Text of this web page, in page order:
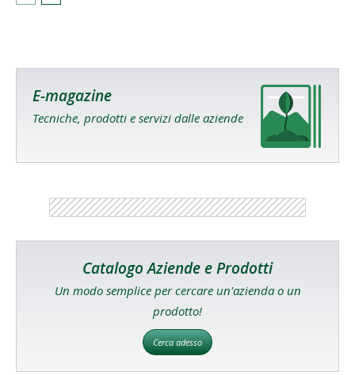
E-magazine
Tecniche, prodotti e servizi dalle aziende
Catalogo Aziende e Prodotti
Un modo semplice per cercare un'azienda o un
prodotto!
Cerca adesso